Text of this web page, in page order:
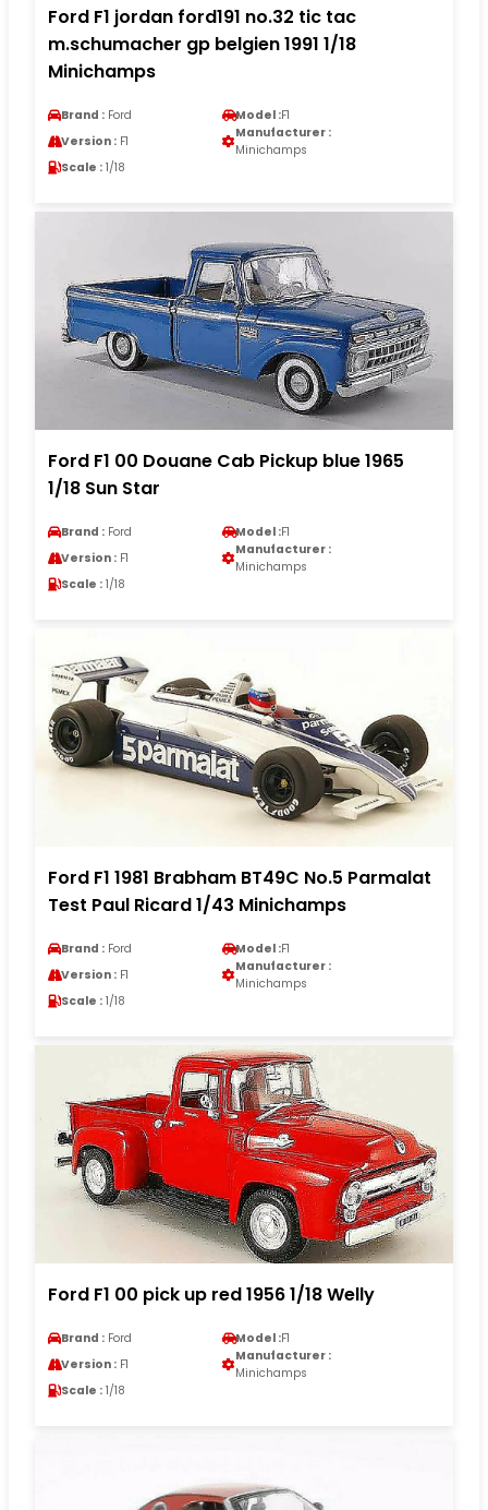
Ford F1 jordan ford191 no.32 tic tac
m.schumacher gp belgien 1991 1/18
Minichamps
Brand : Ford Model :F1
Version : F1
Manufacturer :
Minichamps
Scale : 1/18
Ford F1 00 Douane Cab Pickup blue 1965
1/18 Sun Star
Brand : Ford Model :F1
Version : F1
Manufacturer :
Minichamps
Scale : 1/18
Ford F1 1981 Brabham BT49C No.5 Parmalat
Test Paul Ricard 1/43 Minichamps
Brand : Ford Model :F1
Version : F1
Manufacturer :
Minichamps
Scale : 1/18
Ford F1 00 pick up red 1956 1/18 Welly
Brand : Ford Model :F1
Version : F1
Manufacturer :
Minichamps
Scale : 1/18